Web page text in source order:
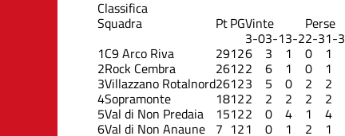
Classifica
Squadra PtPGVinte Perse
3-03-13-22-31-3
1C9 Arco Riva 29126 3 1 0 1
2Rock Cembra 26122 6 1 0 1
3Villazzano Rotalnord26123 5 0 2 2
4Sopramonte 18122 2 2 2 2
5Val di Non Predaia 15122 0 4 1 4
6Val di Non Anaune 7 121 0 1 2 1